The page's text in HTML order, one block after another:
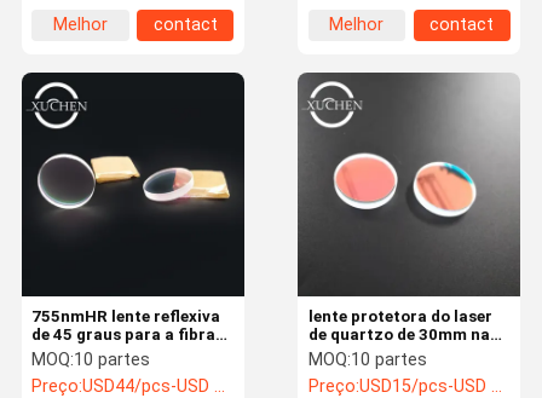
Melhor
contact
Melhor
contact
lente protetora do laser
de quartzo de 30mm na
máquina da marcação do
laser
MOQ:10 partes
Preço:USD15/pcs-USD 8/pcs
755nmHR lente reflexiva
de 45 graus para a fibra
que corta a máquina de
soldadura
MOQ:10 partes
Preço:USD44/pcs-USD 25/pcs